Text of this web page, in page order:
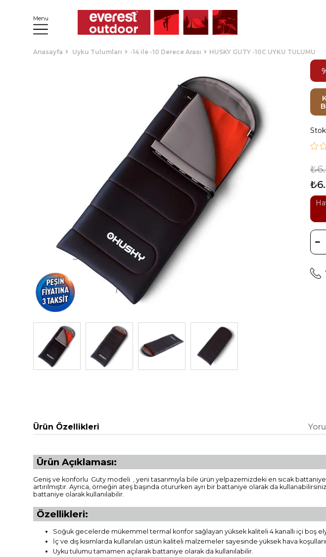
Menu
Anasayfa Uyku Tulumları -14 ile -10 Derece Arası HUSKY GUTY -10C UYKU TULUMU
Ürün Özellikleri
Ürün Açıklaması:
Geniş ve konforlu Guty modeli , yeni tasarımıyla bile ürün yelpazemizdeki en sıcak
artırılmıştır. Ayrıca, örneğin ateş başında otururken ayrı bir battaniye olarak da
battaniye olarak kullanılabilir.
Özellikleri:
Soğuk gecelerde mükemmel termal konfor sağlayan yüksek kaliteli 4 kanallı içi boş
İç ve dış kısımlarda kullanılan üstün kaliteli malzemeler sayesinde yüksek hava
Uyku tulumu tamamen açılarak battaniye olarak da kullanılabilir.